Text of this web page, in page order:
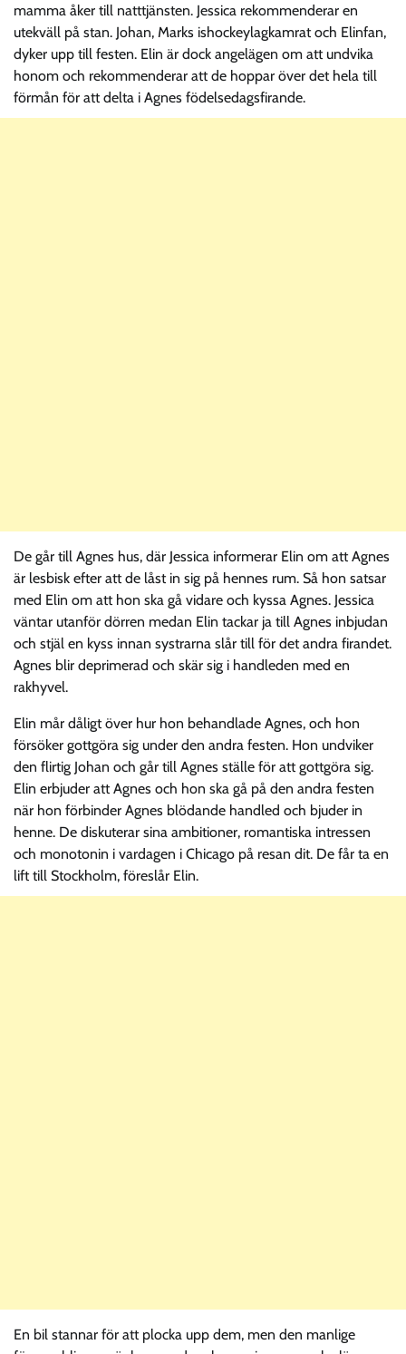
mamma åker till natttjänsten. Jessica rekommenderar en
utekväll på stan. Johan, Marks ishockeylagkamrat och Elinfan,
dyker upp till festen. Elin är dock angelägen om att undvika
honom och rekommenderar att de hoppar över det hela till
förmån för att delta i Agnes födelsedagsfirande.
De går till Agnes hus, där Jessica informerar Elin om att Agnes
är lesbisk efter att de låst in sig på hennes rum. Så hon satsar
med Elin om att hon ska gå vidare och kyssa Agnes. Jessica
väntar utanför dörren medan Elin tackar ja till Agnes inbjudan
och stjäl en kyss innan systrarna slår till för det andra firandet.
Agnes blir deprimerad och skär sig i handleden med en
rakhyvel.
Elin mår dåligt över hur hon behandlade Agnes, och hon
försöker gottgöra sig under den andra festen. Hon undviker
den flirtig Johan och går till Agnes ställe för att gottgöra sig.
Elin erbjuder att Agnes och hon ska gå på den andra festen
när hon förbinder Agnes blödande handled och bjuder in
henne. De diskuterar sina ambitioner, romantiska intressen
och monotonin i vardagen i Chicago på resan dit. De får ta en
lift till Stockholm, föreslår Elin.
En bil stannar för att plocka upp dem, men den manlige